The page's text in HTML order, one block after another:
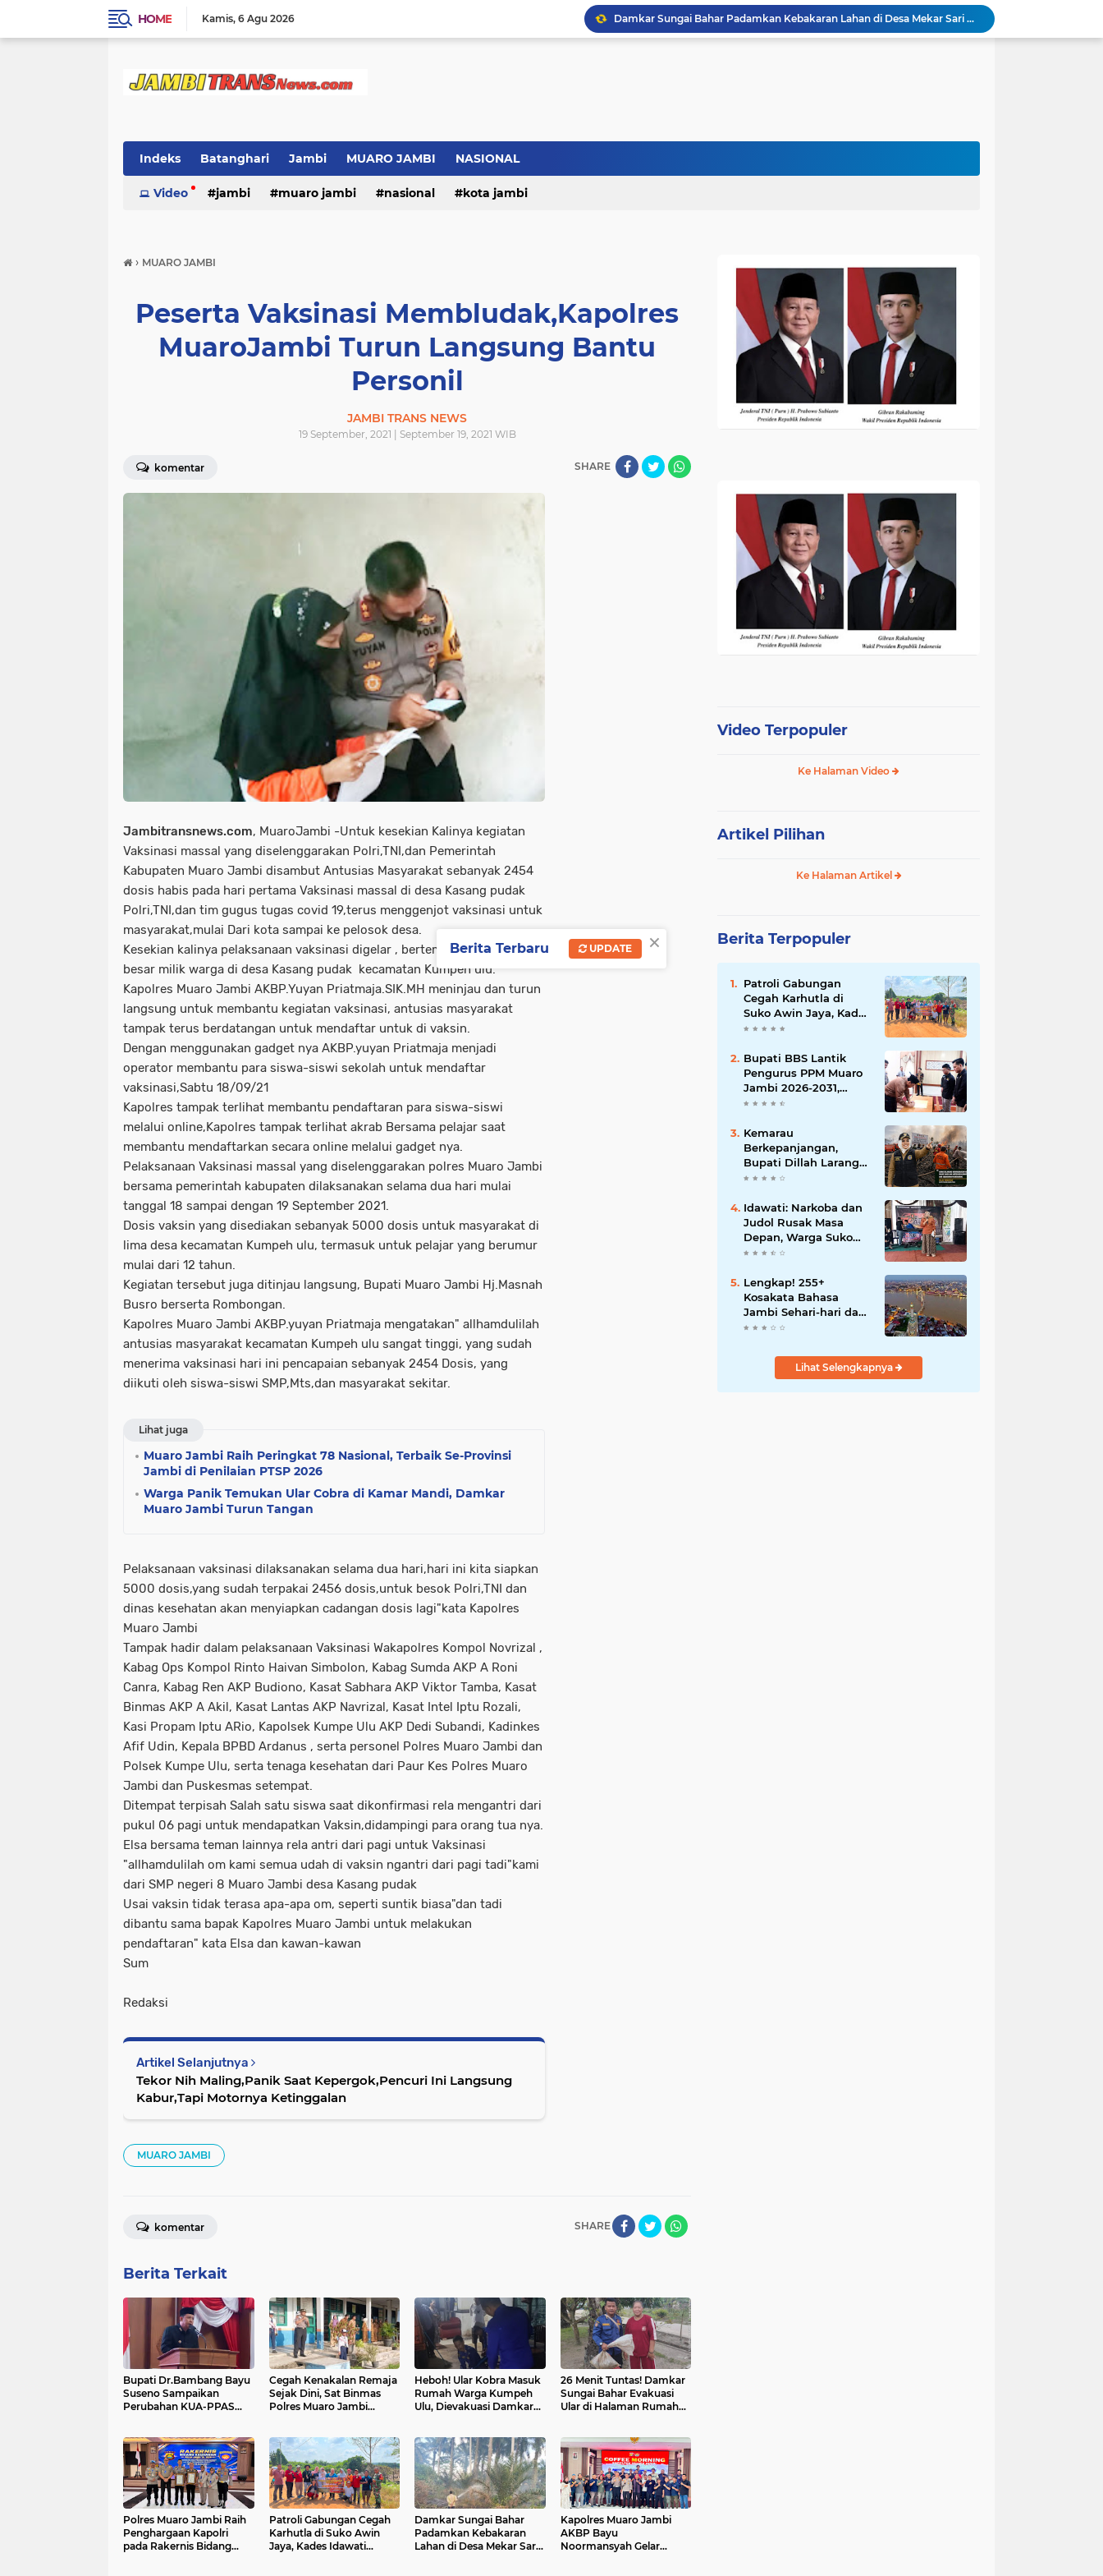
HOME Kamis 6 Agu 2026
Damkar Sungai Bahar Padamkan Kebakaran Lahan di Desa Mekar Sari Makmur
Bupati Fadhil Hadiri Syukuran Selesai Tanam Padi dan Sedekah Bubur di Desa Pasar Terusan`
Polres Muaro Jambi Raih Penghargaan Kapolri pada Rakernis Bidang Keuangan Polda Jambi
Indeks Batanghari Jambi MUARO JAMBI NASIONAL
Video jambi muaro jambi nasional kota jambi
› MUARO JAMBI
Peserta Vaksinasi Membludak,Kapolres
MuaroJambi Turun Langsung Bantu
Personil
JAMBI TRANS NEWS
19 September, 2021 | September 19, 2021 WIB
komentar SHARE
Jambitransnews.com, MuaroJambi -Untuk kesekian Kalinya kegiatan
Vaksinasi massal yang diselenggarakan Polri,TNI,dan Pemerintah
Kabupaten Muaro Jambi disambut Antusias Masyarakat sebanyak 2454
dosis habis pada hari pertama Vaksinasi massal di desa Kasang pudak
Polri,TNI,dan tim gugus tugas covid 19,terus menggenjot vaksinasi untuk
masyarakat,mulai Dari kota sampai ke pelosok desa.
Kesekian kalinya pelaksanaan vaksinasi digelar , bertempat di gudang
besar milik warga di desa Kasang pudak kecamatan Kumpeh ulu.
Kapolres Muaro Jambi AKBP.Yuyan Priatmaja.SIK.MH meninjau dan turun
langsung untuk membantu kegiatan vaksinasi, antusias masyarakat
tampak terus berdatangan untuk mendaftar untuk di vaksin.
Dengan menggunakan gadget nya AKBP.yuyan Priatmaja menjadi
operator membantu para siswa-siswi sekolah untuk mendaftar
vaksinasi,Sabtu 18/09/21
Kapolres tampak terlihat membantu pendaftaran para siswa-siswi
melalui online,Kapolres tampak terlihat akrab Bersama pelajar saat
membantu mendaftarkan secara online melalui gadget nya.
Pelaksanaan Vaksinasi massal yang diselenggarakan polres Muaro Jambi
bersama pemerintah kabupaten dilaksanakan selama dua hari mulai
tanggal 18 sampai dengan 19 September 2021.
Dosis vaksin yang disediakan sebanyak 5000 dosis untuk masyarakat di
lima desa kecamatan Kumpeh ulu, termasuk untuk pelajar yang berumur
mulai dari 12 tahun.
Kegiatan tersebut juga ditinjau langsung, Bupati Muaro Jambi Hj.Masnah
Busro berserta Rombongan.
Kapolres Muaro Jambi AKBP.yuyan Priatmaja mengatakan" allhamdulilah
antusias masyarakat kecamatan Kumpeh ulu sangat tinggi, yang sudah
menerima vaksinasi hari ini pencapaian sebanyak 2454 Dosis, yang
diikuti oleh siswa-siswi SMP,Mts,dan masyarakat sekitar.
Lihat juga
Muaro Jambi Raih Peringkat 78 Nasional, Terbaik Se-Provinsi
Jambi di Penilaian PTSP 2026
Warga Panik Temukan Ular Cobra di Kamar Mandi, Damkar
Muaro Jambi Turun Tangan
Pelaksanaan vaksinasi dilaksanakan selama dua hari,hari ini kita siapkan
5000 dosis,yang sudah terpakai 2456 dosis,untuk besok Polri,TNI dan
dinas kesehatan akan menyiapkan cadangan dosis lagi"kata Kapolres
Muaro Jambi
Tampak hadir dalam pelaksanaan Vaksinasi Wakapolres Kompol Novrizal ,
Kabag Ops Kompol Rinto Haivan Simbolon, Kabag Sumda AKP A Roni
Canra, Kabag Ren AKP Budiono, Kasat Sabhara AKP Viktor Tamba, Kasat
Binmas AKP A Akil, Kasat Lantas AKP Navrizal, Kasat Intel Iptu Rozali,
Kasi Propam Iptu ARio, Kapolsek Kumpe Ulu AKP Dedi Subandi, Kadinkes
Afif Udin, Kepala BPBD Ardanus , serta personel Polres Muaro Jambi dan
Polsek Kumpe Ulu, serta tenaga kesehatan dari Paur Kes Polres Muaro
Jambi dan Puskesmas setempat.
Ditempat terpisah Salah satu siswa saat dikonfirmasi rela mengantri dari
pukul 06 pagi untuk mendapatkan Vaksin,didampingi para orang tua nya.
Elsa bersama teman lainnya rela antri dari pagi untuk Vaksinasi
"allhamdulilah om kami semua udah di vaksin ngantri dari pagi tadi"kami
dari SMP negeri 8 Muaro Jambi desa Kasang pudak
Usai vaksin tidak terasa apa-apa om, seperti suntik biasa"dan tadi
dibantu sama bapak Kapolres Muaro Jambi untuk melakukan
pendaftaran" kata Elsa dan kawan-kawan
Sum
Redaksi
Artikel Selanjutnya
Tekor Nih Maling,Panik Saat Kepergok,Pencuri Ini Langsung
Kabur,Tapi Motornya Ketinggalan
MUARO JAMBI
SHARE
komentar
Berita Terkait
Bupati Dr.Bambang Bayu
Suseno Sampaikan
Perubahan KUA-PPAS
Cegah Kenakalan Remaja
Sejak Dini, Sat Binmas
Polres Muaro Jambi
Heboh! Ular Kobra Masuk
Rumah Warga Kumpeh
Ulu, Dievakuasi Damkar
26 Menit Tuntas! Damkar
Sungai Bahar Evakuasi
Ular di Halaman Rumah
Polres Muaro Jambi Raih
Penghargaan Kapolri
pada Rakernis Bidang
Patroli Gabungan Cegah
Karhutla di Suko Awin
Jaya, Kades Idawati
Damkar Sungai Bahar
Padamkan Kebakaran
Lahan di Desa Mekar Sari
Kapolres Muaro Jambi
AKBP Bayu
Noormansyah Gelar
Video Terpopuler
Ke Halaman Video
Artikel Pilihan
Ke Halaman Artikel
Berita Terpopuler
Patroli Gabungan
Cegah Karhutla di
Suko Awin Jaya, Kades
Idawati Gandeng PT
Bupati BBS Lantik
Pengurus PPM Muaro
Jambi 2026-2031,
Dorong Pemuda Jadi
Kemarau
Berkepanjangan,
Bupati Dillah Larang
Camat Tinggalkan
Hadapi Karhutla dan
Kebakaran
Permukiman
Idawati: Narkoba dan
Judol Rusak Masa
Depan, Warga Suko
Awin Jaya Diminta
Lengkap! 255+
Kosakata Bahasa
Jambi Sehari-hari dan
Artinya
Lihat Selengkapnya
×
Berita Terbaru UPDATE